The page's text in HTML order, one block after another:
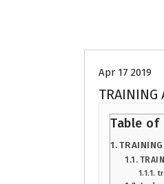
Apr 17 2019
TRAINING
Table of